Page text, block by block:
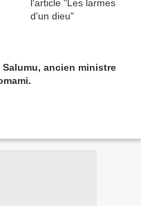
ancien ministre